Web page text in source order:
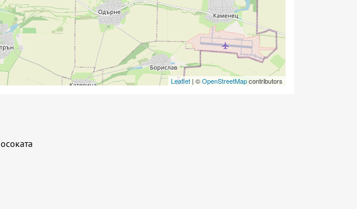
Leaflet | ©OpenStreetMapcontributors